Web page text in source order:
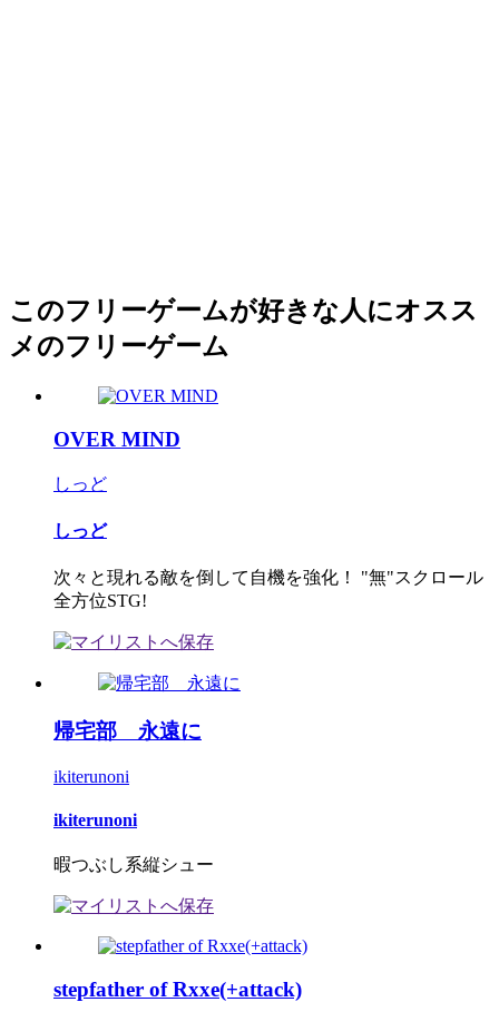
このフリーゲームが好きな人にオスス
メのフリーゲーム
OVER MIND
しっど
しっど
次々と現れる敵を倒して自機を強化！ "無"スクロール
全方位STG!
帰宅部 永遠に
ikiterunoni
ikiterunoni
暇つぶし系縦シュー
stepfather of Rxxe(+attack)